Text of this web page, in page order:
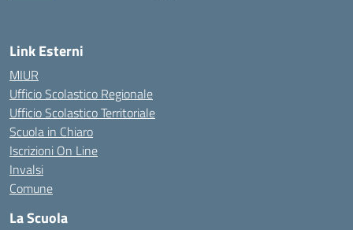
Link Esterni
MIUR
Ufficio Scolastico Regionale
Ufficio Scolastico Territoriale
Scuola in Chiaro
Iscrizioni On Line
Invalsi
Comune
La Scuola